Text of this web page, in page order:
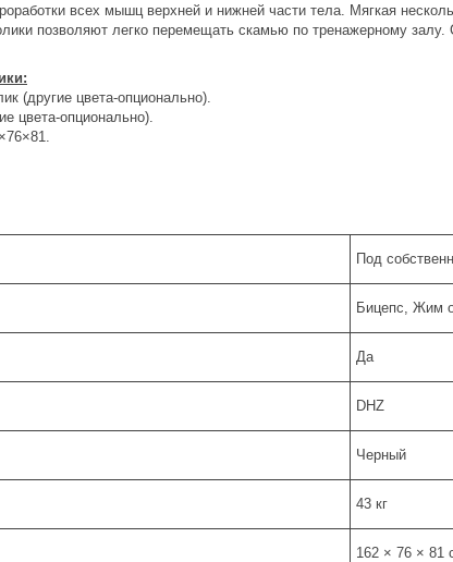
всех мышц верхней и нижней части тела. Мягкая
позволяют легко перемещать скамью по тренажерному
(другие цвета-опционально).
цвета-опционально).
Под
Бицепс, Жим
Да
DHZ
Черный
43 кг
162 × 76 × 81